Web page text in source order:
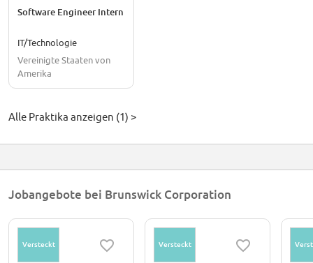
Software Engineer Intern
IT/Technologie
Vereinigte Staaten von
Amerika
Alle Praktika anzeigen (1) >
Jobangebote bei Brunswick Corporation
Versteckt Versteckt